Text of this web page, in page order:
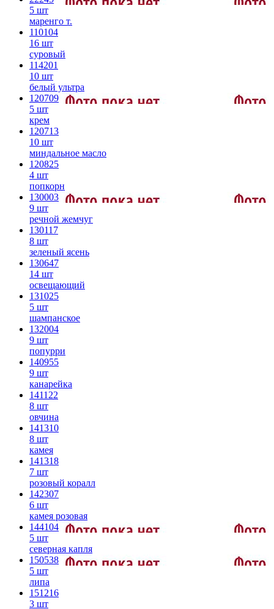
5 шт
маренго т.
110104
16 шт
суровый
114201
10 шт
белый ультра
120709
5 шт
крем
120713
10 шт
миндальное масло
120825
4 шт
попкорн
130003
9 шт
речной жемчуг
130117
8 шт
зеленый ясень
130647
14 шт
освещающий
131025
5 шт
шампанское
132004
9 шт
попурри
140955
9 шт
канарейка
141122
8 шт
овчина
141310
8 шт
камея
141318
7 шт
розовый коралл
142307
6 шт
камея розовая
144104
5 шт
северная капля
150538
5 шт
липа
151216
3 шт